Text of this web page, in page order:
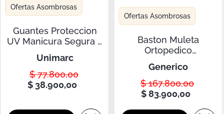
Ofertas Asombrosas
Guantes Proteccion
UV Manicura Segura y
Comoda
unimarc
$ 77.800,00
$ 38.900,00
Ofertas Asombrosas
Baston Muleta
Ortopedico
Antideslizante
Plegable Con Linterna
generico
$ 167.800,00
$ 83.900,00
Dko